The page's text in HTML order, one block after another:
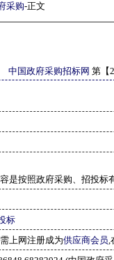
采购-正文
中国政府采购招标网 第【
是按照政府采购、招投标
标
上网注册成为供应商会员,